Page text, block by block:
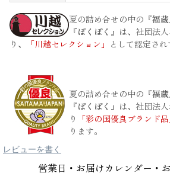
夏の詰め合せの中の 『福
『ぽくぽく』 は、社団法
り、
「川越セレクション」 として認定され
夏の詰め合せの中の 『福
『ぽくぽく』 は、社団法
り
「彩の国優良ブランド品
ります。
レビューを書く
営業日・お届けカレンダー・